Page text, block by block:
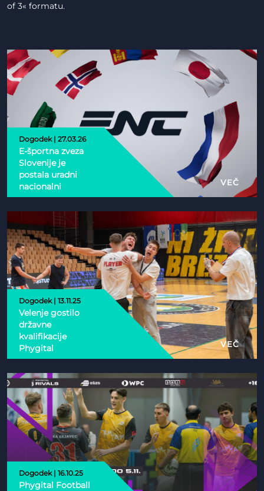
of 3« formatu.
Dogodek | 27.03.26
E-športna zveza
Slovenije je
postala uradni
nacionalni
partner Esports
Nations Cup 2026
VEČ
Dogodek | 13.11.25
Velenje gostilo
državne
kvalifikacije
Phygital
VEČ
Dogodek | 16.10.25
Phygital Football